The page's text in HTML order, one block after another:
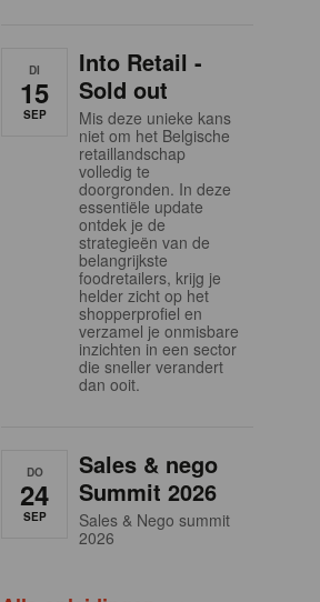
DI
15
SEP
Into Retail -
Sold out
Mis deze unieke kans
niet om het Belgische
retaillandschap
volledig te
doorgronden. In deze
essentiële update
ontdek je de
strategieën van de
belangrijkste
foodretailers, krijg je
helder zicht op het
shopperprofiel en
verzamel je onmisbare
inzichten in een sector
die sneller verandert
dan ooit.
DO
24
SEP
Sales & nego
Summit 2026
Sales & Nego summit
2026